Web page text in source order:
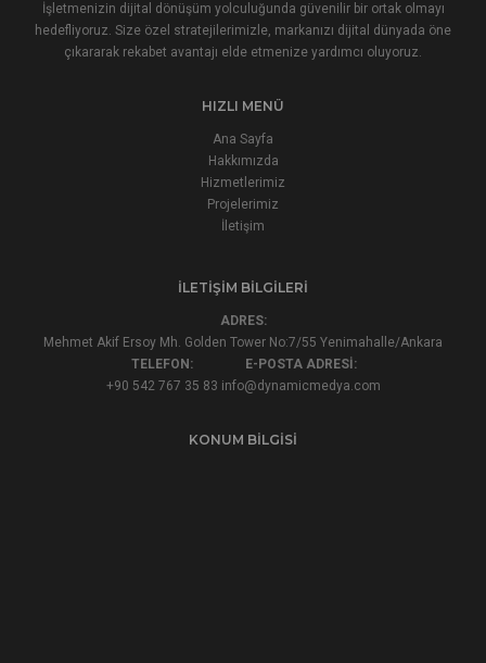
İşletmenizin dijital dönüşüm yolculuğunda güvenilir bir ortak olmayı
hedefliyoruz. Size özel stratejilerimizle, markanızı dijital dünyada öne
çıkararak rekabet avantajı elde etmenize yardımcı oluyoruz.
HIZLI MENÜ
Ana Sayfa
Hakkımızda
Hizmetlerimiz
Projelerimiz
İletişim
İLETIŞIM BILGILERI
ADRES:
Mehmet Akif Ersoy Mh. Golden Tower No:7/55 Yenimahalle/Ankara
TELEFON:
+90 542 767 35 83
E-POSTA ADRESİ:
info@dynamicmedya.com
KONUM BILGISI